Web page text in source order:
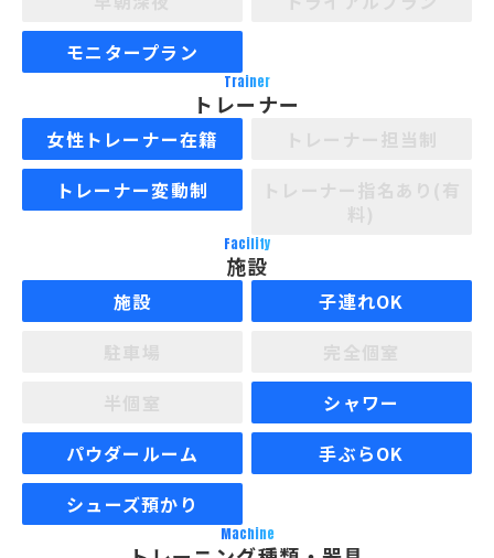
モニタープラン
Trainer
トレーナー
女性トレーナー在籍
トレーナー変動制
Facility
施設
施設
子連れOK
シャワー
パウダールーム
手ぶらOK
シューズ預かり
Machine